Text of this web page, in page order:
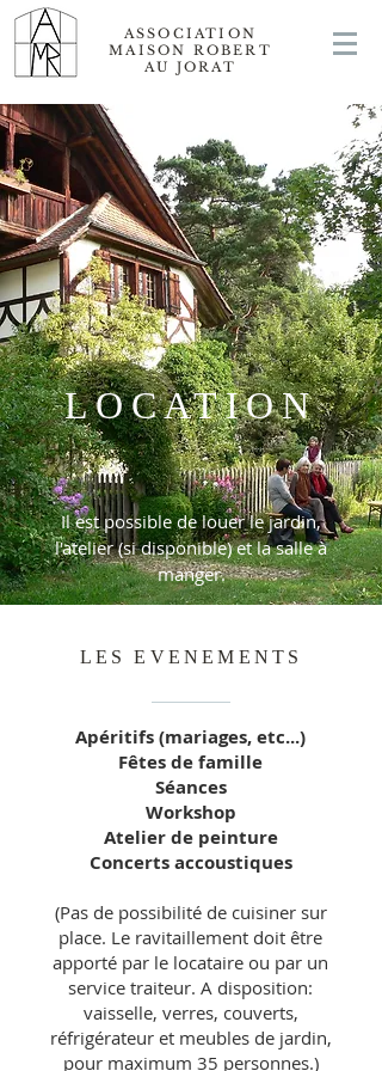
ASSOCIATION
MAISON ROBERT
AU JORAT
LOCATION
Il est possible de louer le jardin,
l'atelier (si disponible) et la salle à
manger.
LES EVENEMENTS
Apéritifs (mariages, etc...)
Fêtes de famille
Séances
Workshop
Atelier de peinture
Concerts accoustiques
(Pas de possibilité de cuisiner sur
place. Le ravitaillement doit être
apporté par le locataire ou par un
service traiteur. A disposition:
vaisselle, verres, couverts,
réfrigérateur et meubles de jardin,
pour maximum 35 personnes.)